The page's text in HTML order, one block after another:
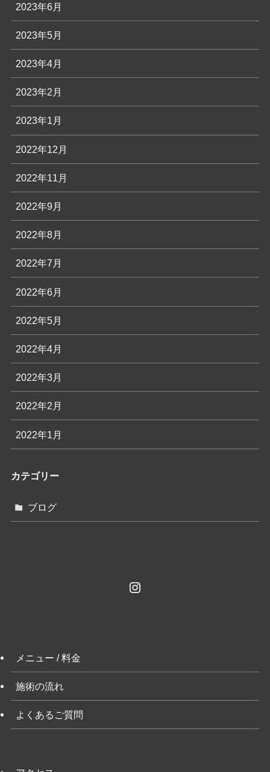
2023年6月
2023年5月
2023年4月
2023年2月
2023年1月
2022年12月
2022年11月
2022年9月
2022年8月
2022年7月
2022年6月
2022年5月
2022年4月
2022年3月
2022年2月
2022年1月
カテゴリー
ブログ
Instagram
メニュー / 料金
施術の流れ
よくあるご質問